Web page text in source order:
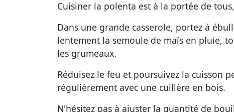
Cuisiner la polenta est à la portée de
Dans une grande casserole, portez à
lentement la semoule de maïs en pluie,
les grumeaux.
Réduisez le feu et poursuivez la cuisson
régulièrement avec une cuillère en bois.
N'hésitez pas à ajuster la quantité de